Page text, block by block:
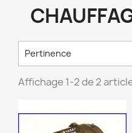
Pertinence
Affichage 1-2 de 2